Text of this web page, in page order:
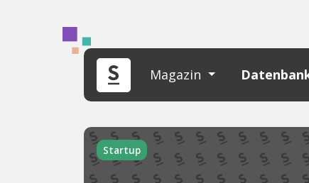
Magazin
Startup